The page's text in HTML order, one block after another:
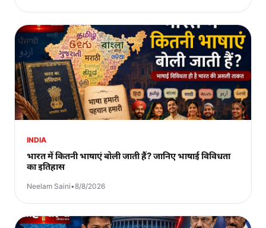
INDIA
भारत में कितनी भाषाएं बोली जाती हैं? जानिए भाषाई विविधता
का इतिहास
Neelam Saini•8/8/2026